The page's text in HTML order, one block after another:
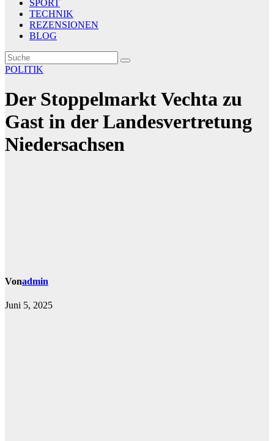
SPORT
TECHNIK
REZENSIONEN
BLOG
POLITIK
Der Stoppelmarkt Vechta zu
Gast in der Landesvertretung
Niedersachsen
Vonadmin
Juni 5, 2025